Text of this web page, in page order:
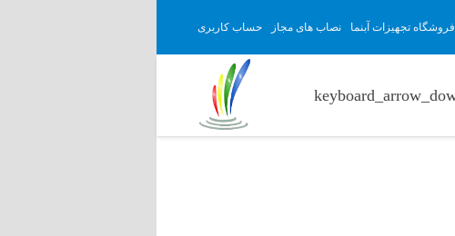
فروشگاه تجهیزات آبنما نصاب های مجاز حساب کاربری